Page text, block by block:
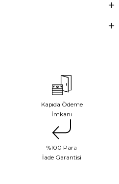
Kapıda Ödeme
İmkanı
%100 Para
İade Garantisi